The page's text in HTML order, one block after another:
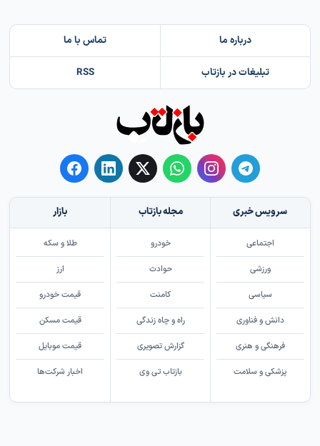
درباره ما تماس با ما
تبلیغات در بازتاب RSS
سرویس خبری
اجتماعی
ورزشی
سیاسی
دانش و فناوری
فرهنگی و هنری
پزشکی و سلامت
مجله بازتاب
خودرو
حوادث
کامنت
راه و چاه زندگی
گزارش تصویری
بازتاب تی وی
بازار
طلا و سکه
ارز
قیمت خودرو
قیمت مسکن
قیمت موبایل
اخبار شرکت‌ها